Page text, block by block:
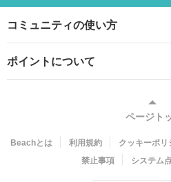
コミュニティの使い方
ポイントについて
ページト
Beachとは 利用規約 クッキーポリ
禁止事項
システム